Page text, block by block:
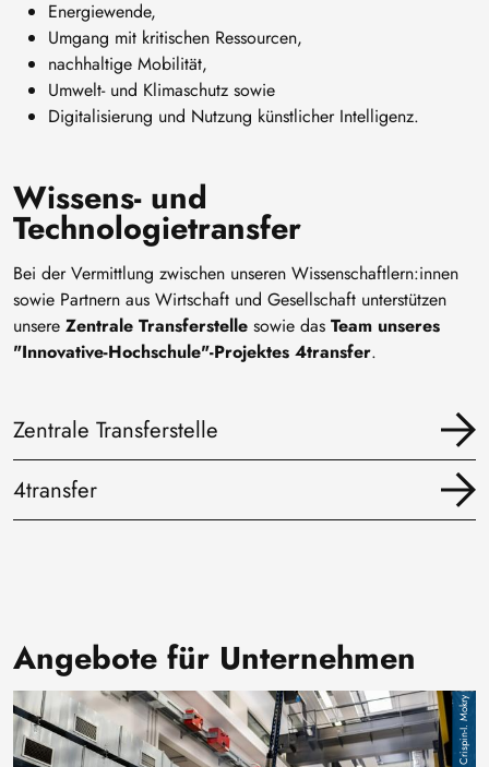
Energiewende,
Umgang mit kritischen Ressourcen,
nachhaltige Mobilität,
Umwelt- und Klimaschutz sowie
Digitalisierung und Nutzung künstlicher Intelligenz.
Wissens- und
Technologietransfer
Bei der Vermittlung zwischen unseren Wissenschaftlern:innen
sowie Partnern aus Wirtschaft und Gesellschaft unterstützen
unsere Zentrale Transferstelle sowie das Team unseres
"Innovative-Hochschule"-Projektes 4transfer.
Zentrale Transferstelle
4transfer
Angebote für Unternehmen
Bild Crispin-I. Mokry